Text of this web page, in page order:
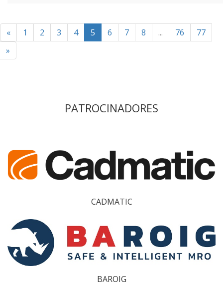
« 1 2 3 4 5 6 7 8 ... 76
77
»
PATROCINADORES
CADMATIC
BAROIG